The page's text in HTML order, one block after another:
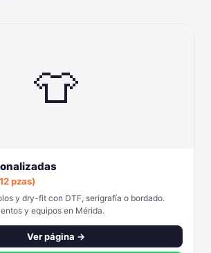
👕
pzas)
y dry-fit con DTF, serigrafía o bordado.
y equipos en Mérida.
Ver página →